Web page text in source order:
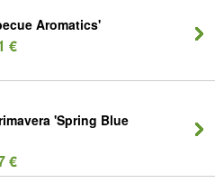
Aromatics'
€
'Spring Blue
€